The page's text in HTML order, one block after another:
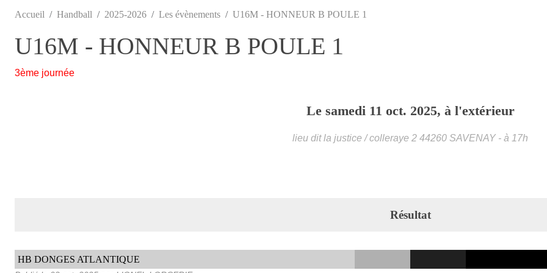
Accueil Handball 2025-2026 Les évènements U16M - HONNEUR B POULE 1
U16M - HONNEUR B POULE 1
3ème journée
Le samedi 11 oct. 2025, à l'extérieur
lieu dit la justice / colleraye 2 44260 SAVENAY - à 17h
Résultat
HB DONGES ATLANTIQUE